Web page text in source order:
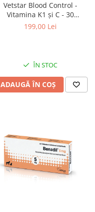
Vetstar Blood Control -
Vitamina K1 și C - 30
comprimate
199,00 Lei
ÎN STOC
ADAUGĂ ÎN COȘ